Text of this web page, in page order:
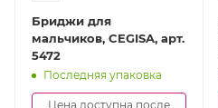
Бриджи для
мальчиков, CEGISA, арт.
5472
Последняя упаковка
Цена доступна после